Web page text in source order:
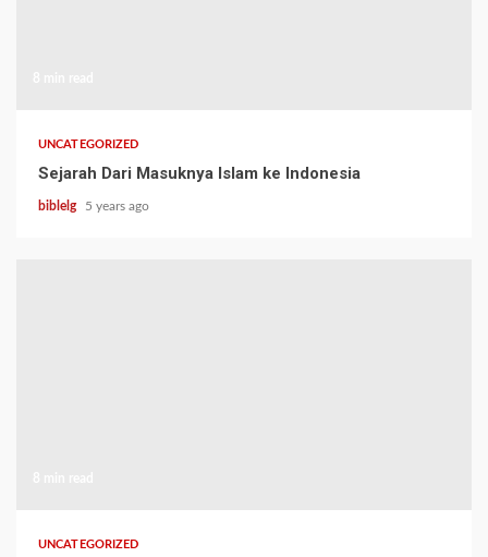
UNCATEGORIZED
Sejarah Dari Masuknya Islam ke Indonesia
biblelg 5 years ago
UNCATEGORIZED